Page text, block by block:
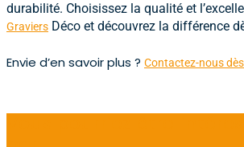
durabilité. Choisissez la qualité et
Graviers Déco et découvrez la différence
Envie d’en savoir plus ? Contactez-nous